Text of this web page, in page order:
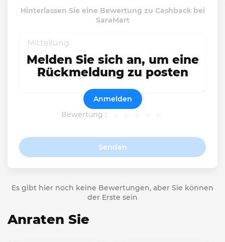
Hinterlassen Sie eine Bewertung zu Cashback bei
SaraMart
Bewertung :
Senden
Melden Sie sich an, um eine
Rückmeldung zu posten
Anmelden
Es gibt hier noch keine Bewertungen, aber Sie können
der Erste sein
Anraten Sie